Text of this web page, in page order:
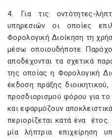
4. Για τις οντότητες-
υπηρεσιών οι οποίες
Φορολογική Διοίκηση τη
μέσω οποιουδήποτε
αποδέχονται τα σχετικά
της οποίας η Φορολογική
έκδοση πράξης
προσδιορισμού φόρου για
και εφαρμόζουν
περιορίζεται κατά ένα
μία λήπτρια επιχείρηση